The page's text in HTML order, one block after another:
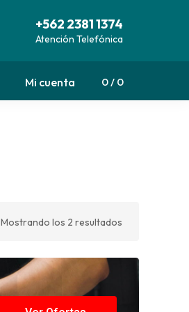
+562 2381 1374
Atención Telefónica
0 0
Mi cuenta
Mostrando los 2 resultados